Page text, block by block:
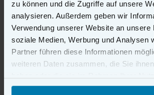
zu können und die Zugriffe auf unsere
analysieren. Außerdem geben wir
Verwendung unserer Website an unsere
soziale Medien, Werbung und Analysen
Partner führen diese Informationen
weiteren Daten zusammen, die Sie
gesammelt haben.
Information ihrer Vertragspartner über
Widerrufsrecht. Das Formular entspricht
gesetzlichen Vorgaben und stellt alle
Hinweise zum Beginn, Umfang und
Widerrufsfrist übersichtlich dar. Durch
Formulierungen und eine verständliche
es die korrekte Umsetzung der
für Vermieter, die ihre Vertragsunterlagen